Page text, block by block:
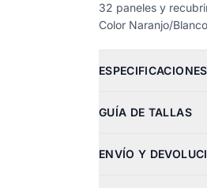
32 paneles y
Color Naranjo/Blanco
ESPECIFICACIONES
GUÍA DE TALLAS
ENVÍO Y